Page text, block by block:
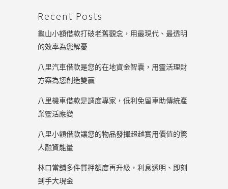
Recent Posts
龜山小額借款打破老舊觀念，用最現代、最透明
的效率為您解憂
八里汽車借款是您的在地資金智囊，用靈活理財
方案為您創造雙贏
八里機車借款是調度專家，低利免留車助傳統產
業靈活應變
八里小額借款讓您的物品發揮超越實用價值的驚
人融資能量
林口當舖多件質押額度再升級，利息透明、即刻
到手大現金